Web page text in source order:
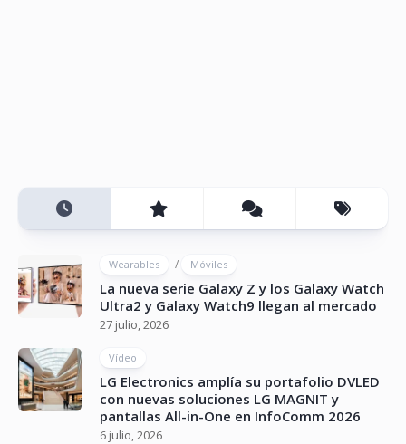
Wearables / Móviles
La nueva serie Galaxy Z y los Galaxy Watch
Ultra2 y Galaxy Watch9 llegan al mercado
27 julio, 2026
Vídeo
LG Electronics amplía su portafolio DVLED
con nuevas soluciones LG MAGNIT y
pantallas All-in-One en InfoComm 2026
6 julio, 2026